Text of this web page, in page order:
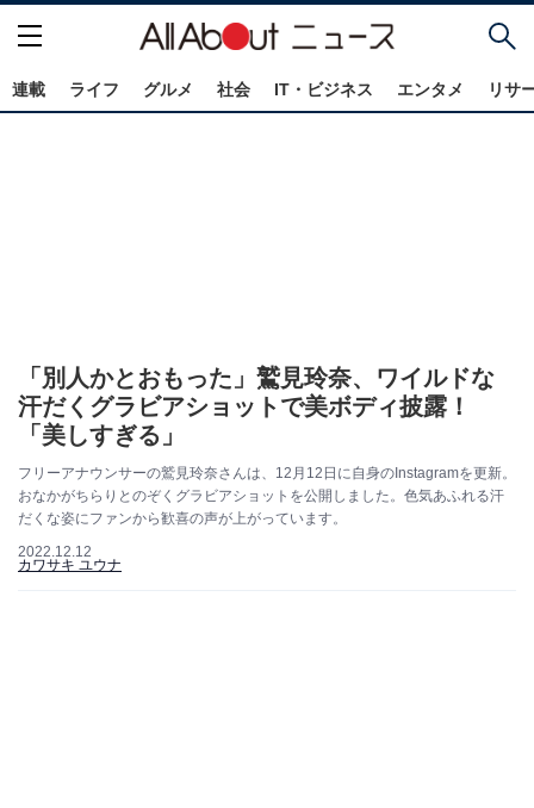
連載 ライフ グルメ 社会 IT・ビジネス エンタメ リサ
「別人かとおもった」鷲見玲奈、ワイルドな
汗だくグラビアショットで美ボディ披露！
「美しすぎる」
フリーアナウンサーの鷲見玲奈さんは、12月12日に自身のInstagramを更新。
おなかがちらりとのぞくグラビアショットを公開しました。色気あふれる汗
だくな姿にファンから歓喜の声が上がっています。
2022.12.12
カワサキ ユウナ